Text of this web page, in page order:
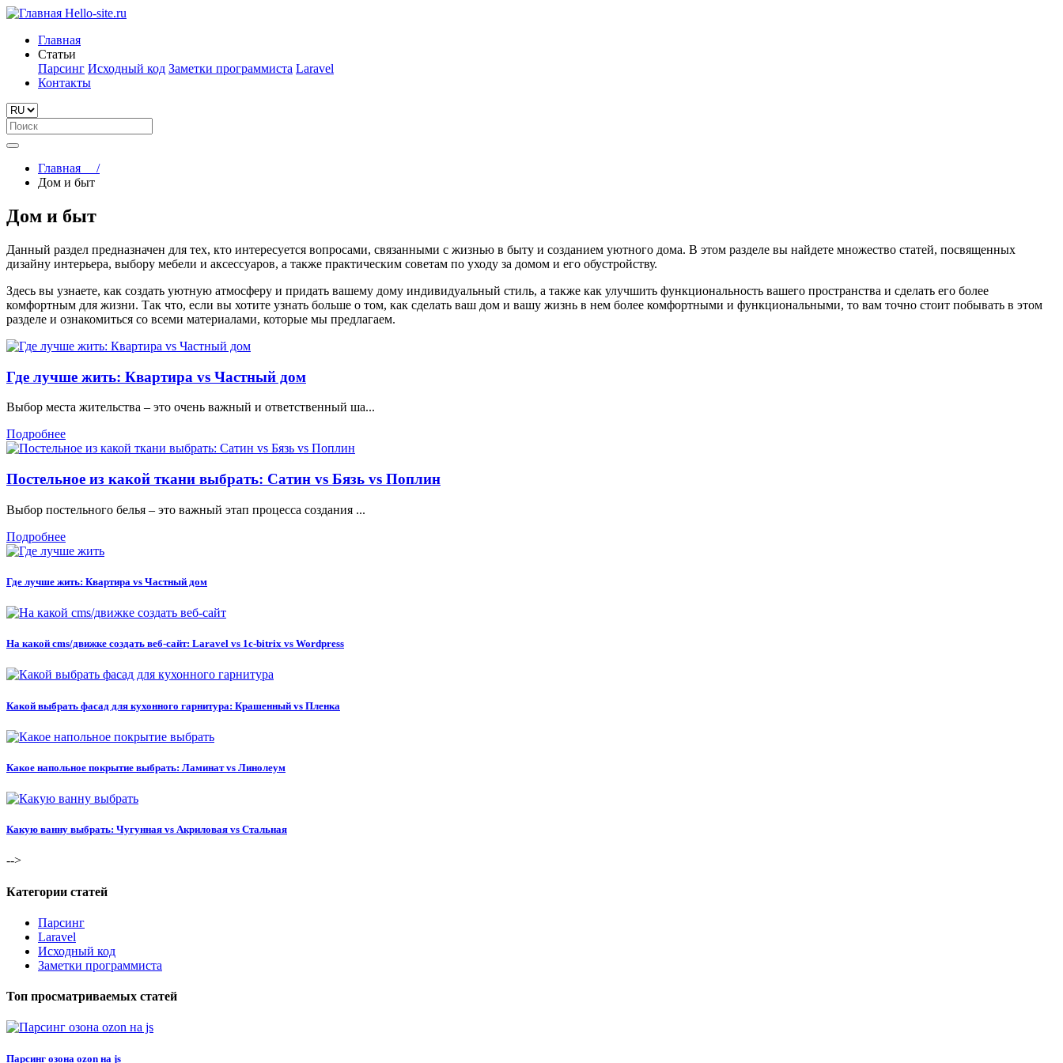
Hello-site.ru
Главная
Статьи
Парсинг Исходный код Заметки программиста Laravel
Контакты
Главная
/
Дом и быт
Дом и быт
Данный раздел предназначен для тех, кто интересуется вопросами, связанными с жизнью в быту и созданием уютного дома. В этом разделе вы найдете множество статей, посвященных
дизайну интерьера, выбору мебели и аксессуаров, а также практическим советам по уходу за домом и его обустройству.
Здесь вы узнаете, как создать уютную атмосферу и придать вашему дому индивидуальный стиль, а также как улучшить функциональность вашего пространства и сделать его более
комфортным для жизни. Так что, если вы хотите узнать больше о том, как сделать ваш дом и вашу жизнь в нем более комфортными и функциональными, то вам точно стоит побывать в этом
разделе и ознакомиться со всеми материалами, которые мы предлагаем.
Где лучше жить: Квартира vs Частный дом
Выбор места жительства – это очень важный и ответственный ша...
Подробнее
Постельное из какой ткани выбрать: Сатин vs Бязь vs Поплин
Выбор постельного белья – это важный этап процесса создания ...
Подробнее
Где лучше жить: Квартира vs Частный дом
На какой cms/движке создать веб-сайт: Laravel vs 1c-bitrix vs Wordpress
Какой выбрать фасад для кухонного гарнитура: Крашенный vs Пленка
Какое напольное покрытие выбрать: Ламинат vs Линолеум
Какую ванну выбрать: Чугунная vs Акриловая vs Стальная
-->
Категории статей
Парсинг
Laravel
Исходный код
Заметки программиста
Топ просматриваемых статей
Парсинг озона ozon на js